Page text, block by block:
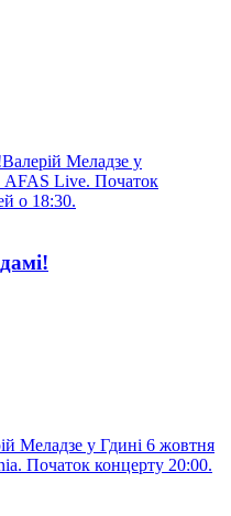
Валерій Меладзе у
AFAS Live. Початок
о 18:30.
Меладзе у Гдині 6 жовтня
Початок концерту 20:00.